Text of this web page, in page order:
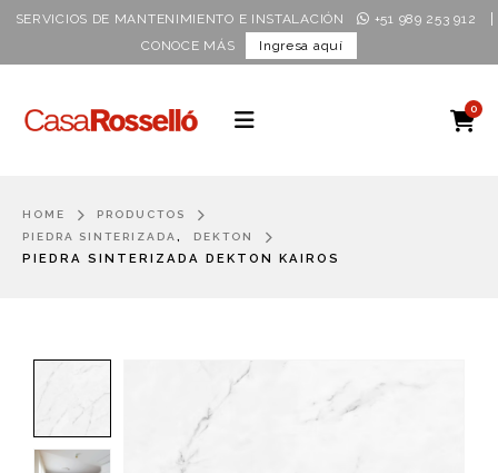
SERVICIOS DE MANTENIMIENTO E INSTALACIÓN +51 989 253 912
CONOCE MÁS Ingresa aquí
0
HOME
PRODUCTOS
PIEDRA SINTERIZADA , DEKTON
PIEDRA SINTERIZADA DEKTON KAIROS